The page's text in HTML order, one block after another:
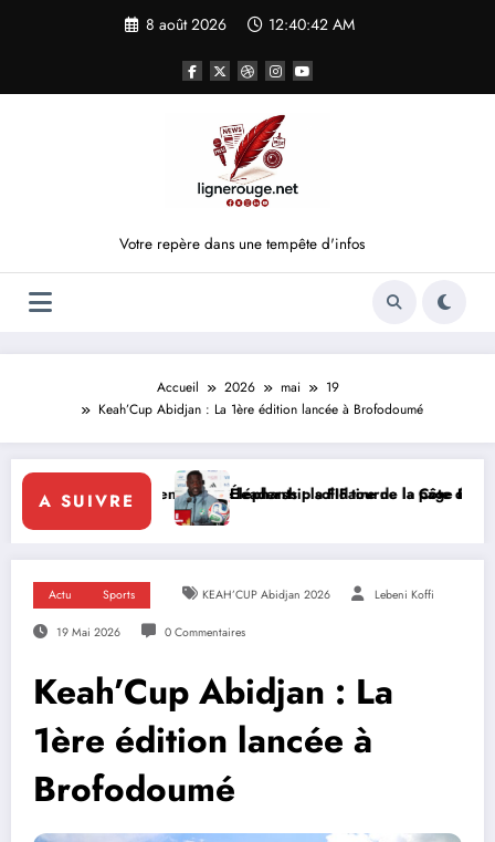
8 août 2026 12:40:42 AM
Votre repère dans une tempête d'infos
Accueil 2026 mai
19
Keah’Cup Abidjan : La 1ère édition lancée à Brofodoumé
A SUIVRE
le leadership solidaire de la Côte d’Ivoire en Afrique
Éléphants : la FIF tourne la page Emerse Faé Diplomatie
Actu Sports KEAH’CUP Abidjan 2026 Lebeni Koffi
19 Mai 2026 0 Commentaires
Keah’Cup Abidjan : La
1ère édition lancée à
Brofodoumé